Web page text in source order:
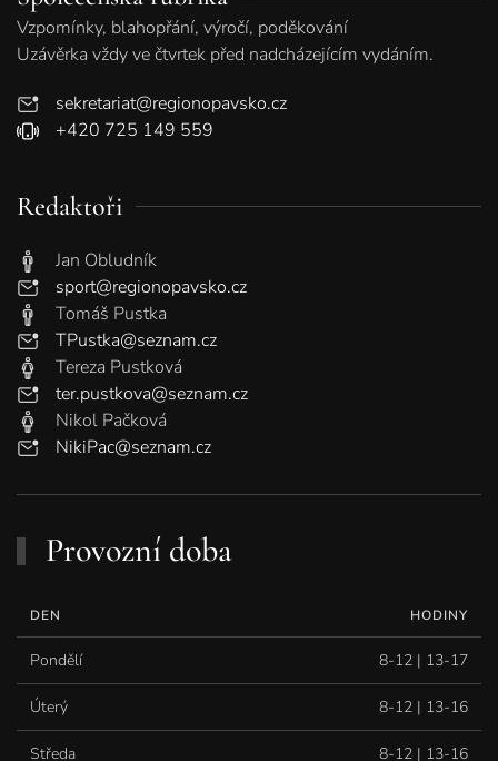
Vzpomínky, blahopřání, výročí, poděkování
Uzávěrka vždy ve čtvrtek před nadcházejícím vydáním.
sekretariat@regionopavsko.cz
+420 725 149 559
Redaktoři
Jan Obludník
sport@regionopavsko.cz
Tomáš Pustka
TPustka@seznam.cz
Tereza Pustková
ter.pustkova@seznam.cz
Nikol Pačková
NikiPac@seznam.cz
Provozní doba
DEN HODINY
Pondělí 8-12 | 13-17
Úterý 8-12 | 13-16
Středa 8-12 | 13-16